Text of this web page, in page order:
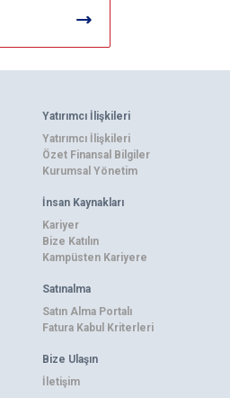
Yatırımcı İlişkileri
Yatırımcı İlişkileri
Özet Finansal Bilgiler
Kurumsal Yönetim
İnsan Kaynakları
Kariyer
Bize Katılın
Kampüsten Kariyere
Satınalma
Satın Alma Portalı
Fatura Kabul Kriterleri
Bize Ulaşın
İletişim